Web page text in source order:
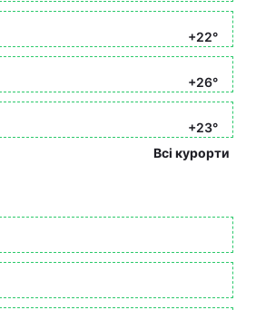
+22°
+26°
+23°
Всі курорти